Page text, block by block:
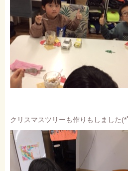
クリスマスツリーも作りもしました(*